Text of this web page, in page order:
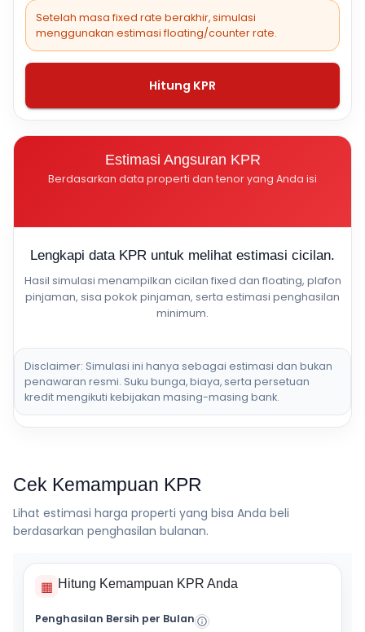
Setelah masa fixed rate berakhir, simulasi
menggunakan estimasi floating/counter rate.
Hitung KPR
Estimasi Angsuran KPR
Berdasarkan data properti dan tenor yang Anda isi
Lengkapi data KPR untuk melihat estimasi cicilan.
Hasil simulasi menampilkan cicilan fixed dan floating, plafon
pinjaman, sisa pokok pinjaman, serta estimasi penghasilan
minimum.
Disclaimer: Simulasi ini hanya sebagai estimasi dan bukan
penawaran resmi. Suku bunga, biaya, serta persetuan
kredit mengikuti kebijakan masing-masing bank.
Cek Kemampuan KPR
Lihat estimasi harga properti yang bisa Anda beli
berdasarkan penghasilan bulanan.
▦ Hitung Kemampuan KPR Anda
Penghasilan Bersih per Bulan